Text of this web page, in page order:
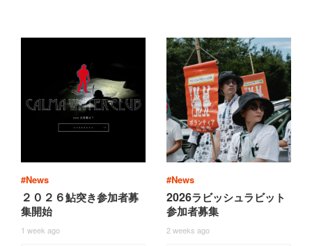
#News
２０２６鮎突き参加者募
集開始
1 week ago
#News
2026ラビッシュラビッ ト
参加者募集
2 weeks ago